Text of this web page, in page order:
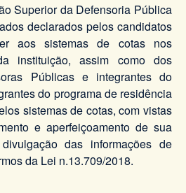
Superior da Defensoria Pública
declarados pelos candidatos
aos sistemas de cotas nos
instituição, assim como dos
Públicas e integrantes do
do programa de residência
sistemas de cotas, com vistas
e aperfeiçoamento de sua
das informações de
da Lei n.13.709/2018.